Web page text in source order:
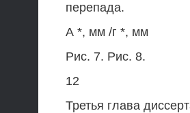
перепада.
А *, мм /г *, мм
Рис. 7. Рис. 8.
12
Третья глава